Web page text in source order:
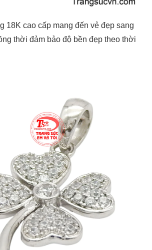
18K cao cấp mang đến vẻ đẹp sang
thời đảm bảo độ bền đẹp theo thời